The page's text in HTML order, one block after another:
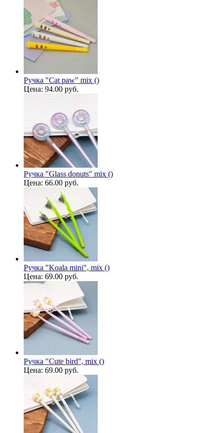
Ручка "Cat paw" mix ()
Цена: 94.00 руб.
Ручка "Glass donuts" mix ()
Цена: 66.00 руб.
Ручка "Koala mini", mix ()
Цена: 69.00 руб.
Ручка "Cute bird", mix ()
Цена: 69.00 руб.